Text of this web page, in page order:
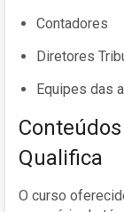
Contadores
Diretores
Equipes das
Qualifica
O curso